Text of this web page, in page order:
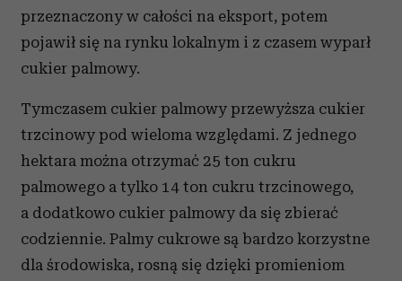
przeznaczony w całości na eksport, potem
pojawił się na rynku lokalnym i z czasem wyparł
cukier palmowy.
Tymczasem cukier palmowy przewyższa cukier
trzcinowy pod wieloma względami. Z jednego
hektara można otrzymać 25 ton cukru
palmowego a tylko 14 ton cukru trzcinowego,
a dodatkowo cukier palmowy da się zbierać
codziennie. Palmy cukrowe są bardzo korzystne
dla środowiska, rosną się dzięki promieniom